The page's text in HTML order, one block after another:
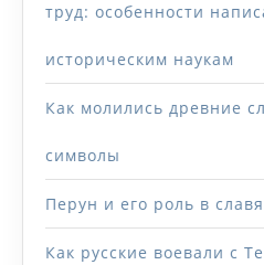
труд: особенности
историческим наукам
Как молились древние
символы
Перун и его роль в
Как русские воевали с